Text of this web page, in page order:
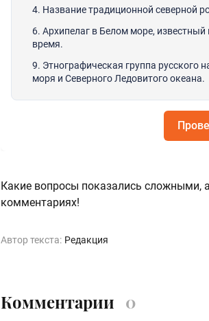
4. Название традиционной северной
6. Архипелаг в Белом море,
время.
9. Этнографическая группа русского
моря и Северного Ледовитого океана.
Какие вопросы показались сложными,
комментариях!
Автор текста: Редакция
Комментарии 0